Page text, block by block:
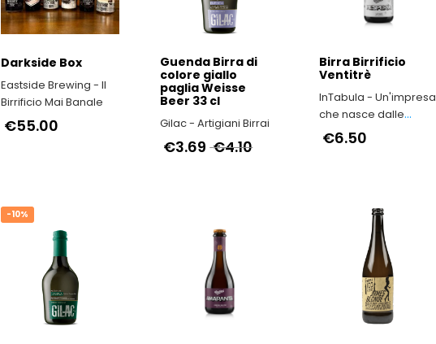
Darkside Box
Eastside Brewing - Il
Birrificio Mai Banale
€55.00
Guenda Birra di
colore giallo
paglia Weisse
Beer 33 cl
Gilac - Artigiani Birrai
€4.10
€3.69
Birra Birrificio
Ventitrè
InTabula - Un'impresa
che nasce dalle
viscere dell’Irpinia
€6.50
-10%